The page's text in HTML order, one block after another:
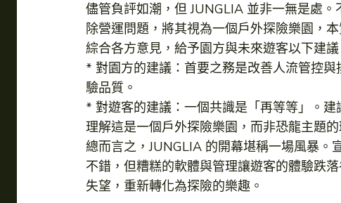
儘管負評如潮，但 JUNGLIA 並非一無是處
除營運問題，將其視為一個戶外探險樂園，本
綜合各方意見，給予園方與未來遊客以下建議
* 對園方的建議：首要之務是改善人流管控
驗品質。
* 對遊客的建議：一個共識是「再等等」。
理解這是一個戶外探險樂園，而非恐龍主題的
總而言之，JUNGLIA 的開幕堪稱一場風暴
不錯，但糟糕的軟體與管理讓遊客的體驗跌
失望，重新轉化為探險的樂趣。